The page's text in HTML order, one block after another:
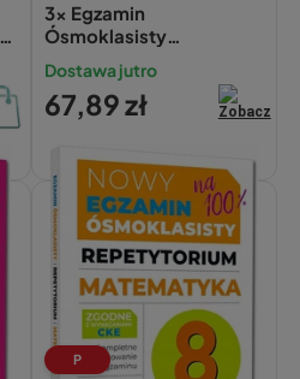
3x Egzamin
Ósmoklasisty
MATEMATYKA POLSKI
ANGIELSKI
Repetytorium Greg
Dostawa jutro
67,89 zł
P